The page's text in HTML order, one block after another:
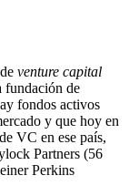
venture capital
fundación de
fondos activos
y que hoy en
VC en ese país,
Partners (56
Perkins